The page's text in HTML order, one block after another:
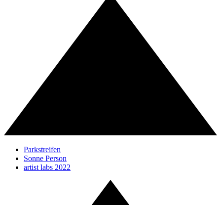
Parkstreifen
Sonne Person
artist labs 2022